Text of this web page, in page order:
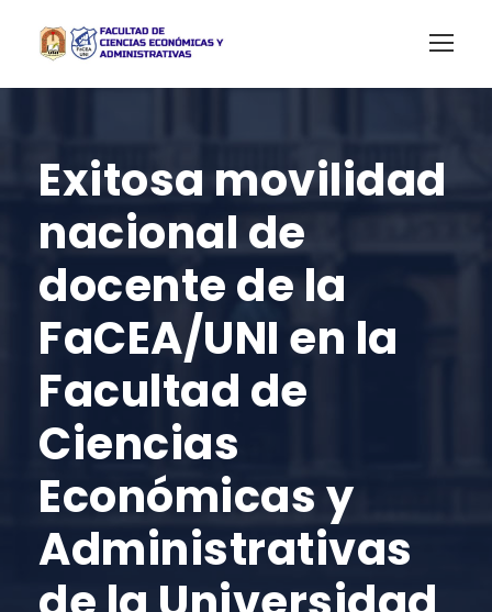
Exitosa movilidad
nacional de
docente de la
FaCEA/UNI en la
Facultad de
Ciencias
Económicas y
Administrativas